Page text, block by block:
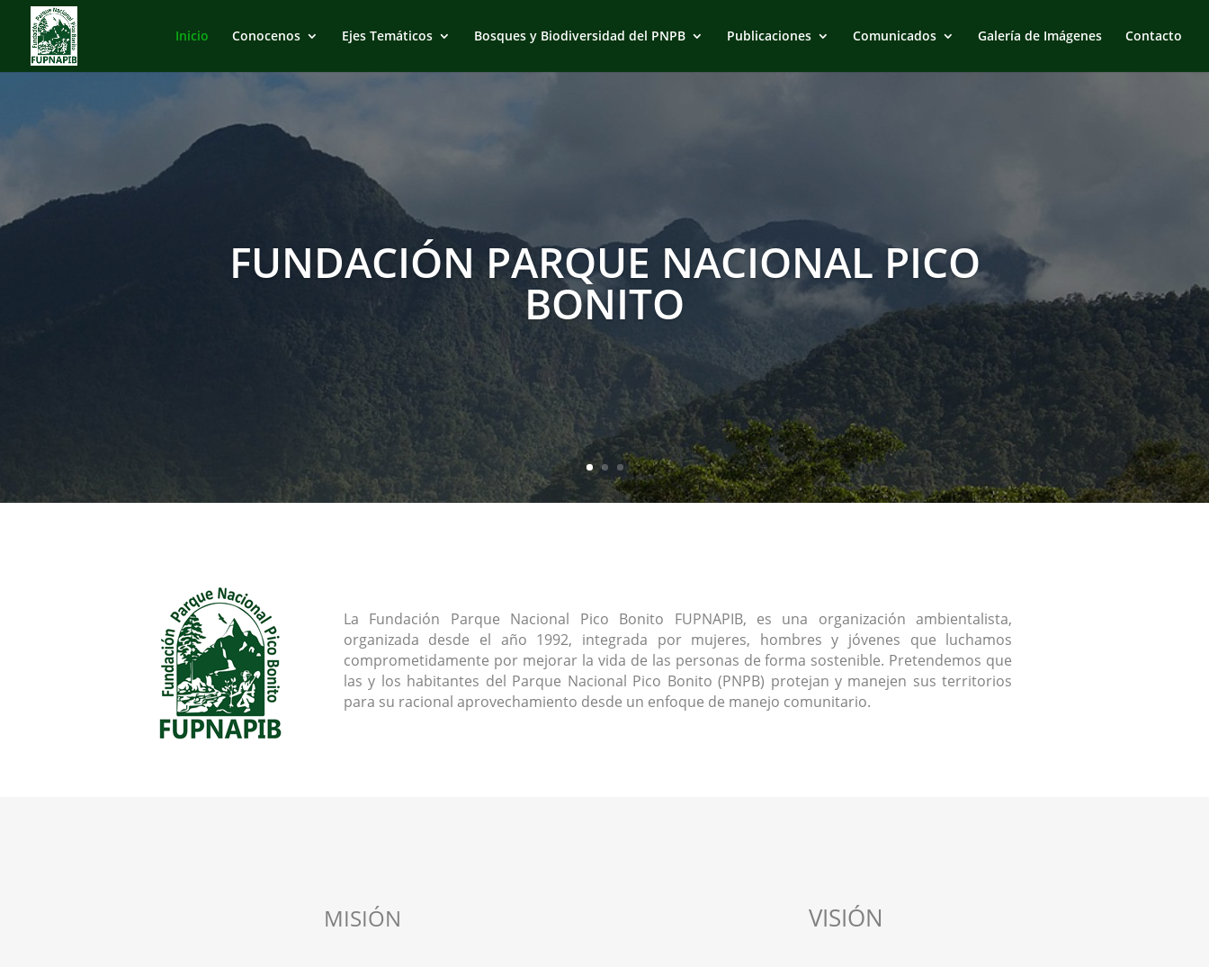
Inicio Conocenos Ejes Temáticos Bosques y Biodiversidad del PNPB Publicaciones Comunicados Galería de Imágenes Contacto
FUNDACIÓN PARQUE NACIONAL PICO
BONITO
La Fundación Parque Nacional Pico Bonito FUPNAPIB, es una organización ambientalista,
organizada desde el año 1992, integrada por mujeres, hombres y jóvenes que luchamos
comprometidamente por mejorar la vida de las personas de forma sostenible. Pretendemos que
las y los habitantes del Parque Nacional Pico Bonito (PNPB) protejan y manejen sus territorios
para su racional aprovechamiento desde un enfoque de manejo comunitario.
MISIÓN VISIÓN